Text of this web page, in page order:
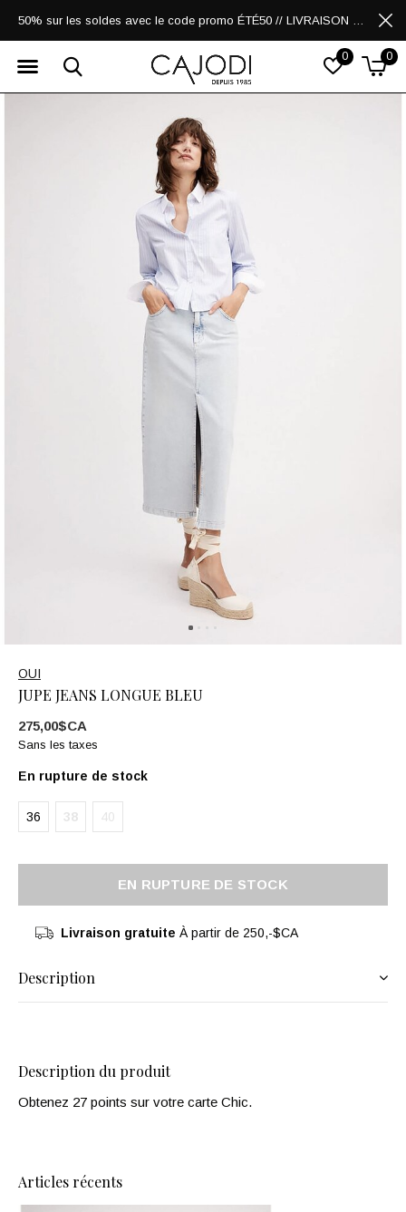
0 0
50% sur les soldes avec le code promo ÉTÉ50 // LIVRAISON GRATUITE POUR LES ACHATS DE 250$ ET PLUS
OUI
JUPE JEANS LONGUE BLEU
275,00$CA
Sans les taxes
En rupture de stock
36 38 40
EN RUPTURE DE STOCK
Livraison gratuite À partir de 250,-$CA
Description
Description du produit
Obtenez 27 points sur votre carte Chic.
Articles récents